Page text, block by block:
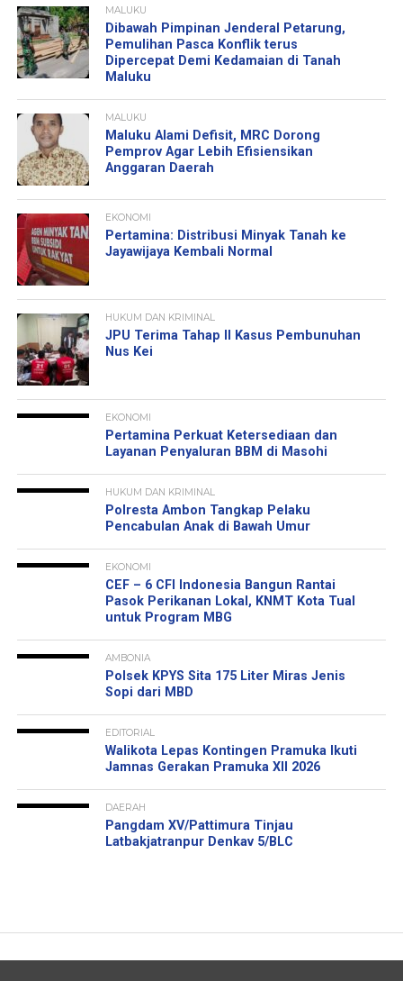
MALUKU
Dibawah Pimpinan Jenderal Petarung,
Pemulihan Pasca Konflik terus
Dipercepat Demi Kedamaian di Tanah
Maluku
MALUKU
Maluku Alami Defisit, MRC Dorong
Pemprov Agar Lebih Efisiensikan
Anggaran Daerah
EKONOMI
Pertamina: Distribusi Minyak Tanah ke
Jayawijaya Kembali Normal
HUKUM DAN KRIMINAL
JPU Terima Tahap II Kasus Pembunuhan
Nus Kei
EKONOMI
Pertamina Perkuat Ketersediaan dan
Layanan Penyaluran BBM di Masohi
HUKUM DAN KRIMINAL
Polresta Ambon Tangkap Pelaku
Pencabulan Anak di Bawah Umur
EKONOMI
CEF – 6 CFI Indonesia Bangun Rantai
Pasok Perikanan Lokal, KNMT Kota Tual
untuk Program MBG
AMBONIA
Polsek KPYS Sita 175 Liter Miras Jenis
Sopi dari MBD
EDITORIAL
Walikota Lepas Kontingen Pramuka Ikuti
Jamnas Gerakan Pramuka XII 2026
DAERAH
Pangdam XV/Pattimura Tinjau
Latbakjatranpur Denkav 5/BLC